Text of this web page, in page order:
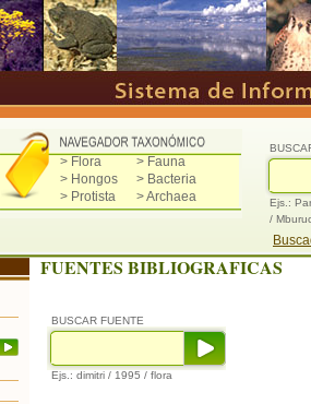
> Flora
> Fauna
> Hongos
> Bacteria
> Protista
> Archaea
Ejs.:
/
FUENTES BIBLIOGRAFICAS
BUSCAR FUENTE
Ejs.: dimitri / 1995 / flora